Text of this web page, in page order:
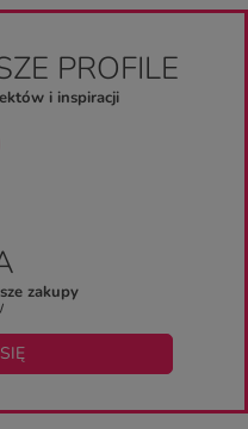
PROFILE
i inspiracji
zakupy